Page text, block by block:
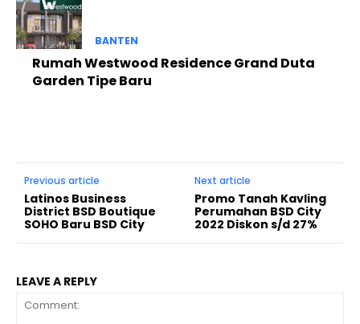
BANTEN
Rumah Westwood Residence Grand Duta
Garden Tipe Baru
Previous article
Latinos Business
District BSD Boutique
SOHO Baru BSD City
Next article
Promo Tanah Kavling
Perumahan BSD City
2022 Diskon s/d 27%
LEAVE A REPLY